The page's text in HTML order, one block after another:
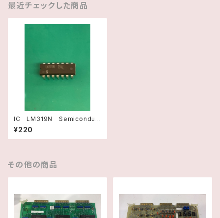
最近チェックした商品
IC LM319N Semiconduc
tor
¥220
その他の商品